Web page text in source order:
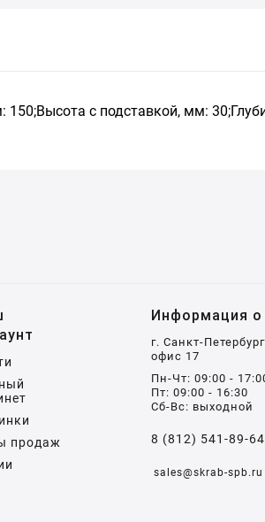
с подставкой, мм:
продаж
Информация о
г. Санкт-
офис 17
Пн-Чт: 09:00 -
Пт: 09:00 - 16:30
Сб-Вс: выходной
8 (812) 541-89-64
sales@skrab-spb.ru